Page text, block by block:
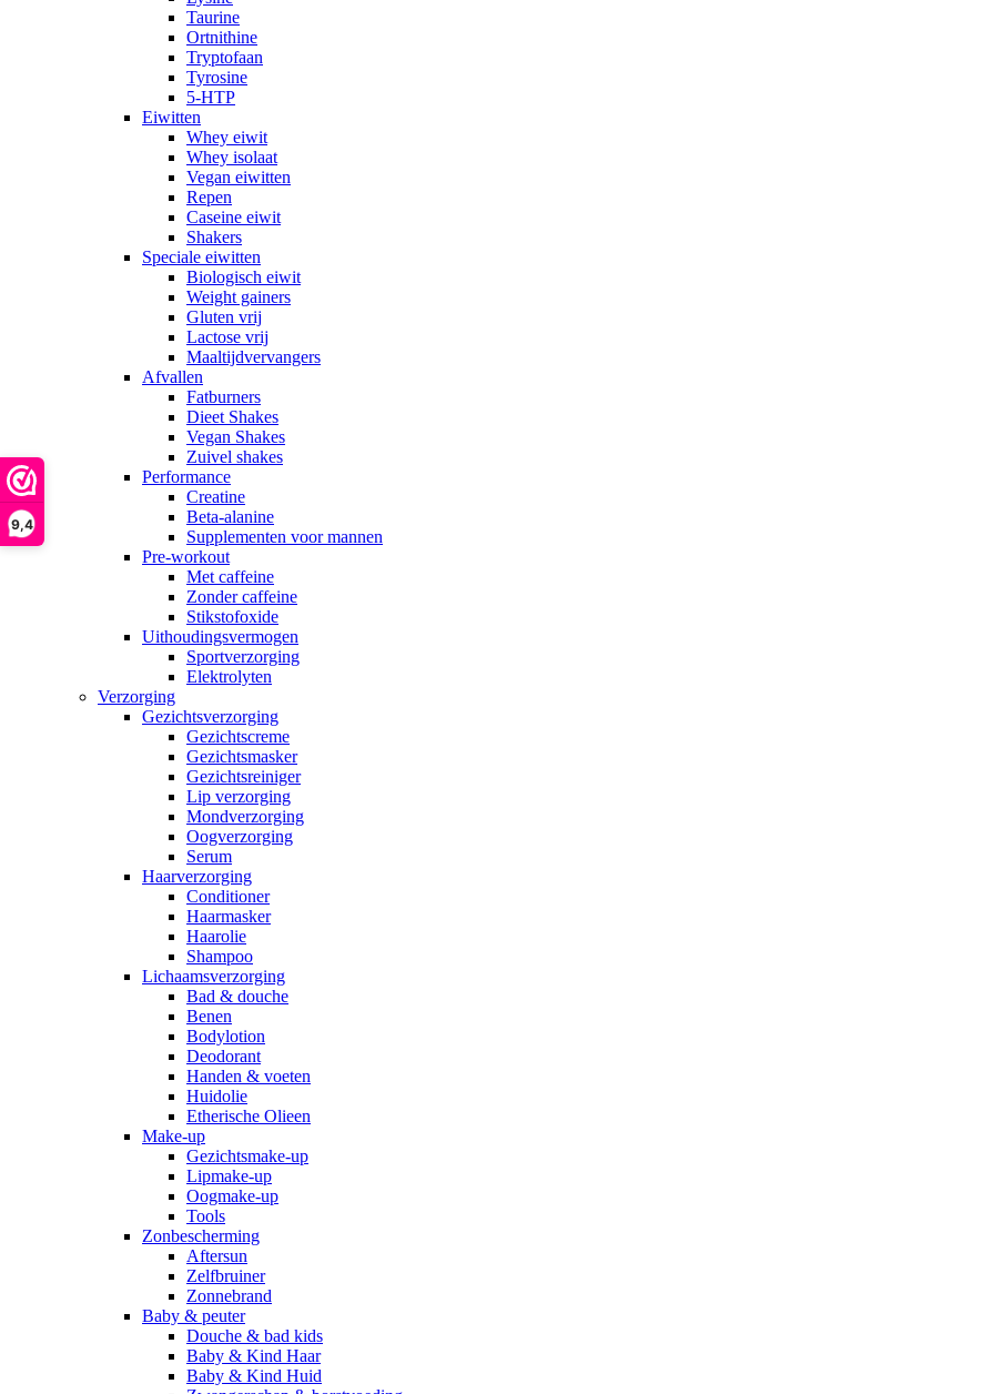
9,4
Taurine
Ortnithine
Tryptofaan
Tyrosine
5-HTP
Eiwitten
Whey eiwit
Whey isolaat
Vegan eiwitten
Repen
Caseine eiwit
Shakers
Speciale eiwitten
Biologisch eiwit
Weight gainers
Gluten vrij
Lactose vrij
Maaltijdvervangers
Afvallen
Fatburners
Dieet Shakes
Vegan Shakes
Zuivel shakes
Performance
Creatine
Beta-alanine
Supplementen voor mannen
Pre-workout
Met caffeine
Zonder caffeine
Stikstofoxide
Uithoudingsvermogen
Sportverzorging
Elektrolyten
Verzorging
Gezichtsverzorging
Gezichtscreme
Gezichtsmasker
Gezichtsreiniger
Lip verzorging
Mondverzorging
Oogverzorging
Serum
Haarverzorging
Conditioner
Haarmasker
Haarolie
Shampoo
Lichaamsverzorging
Bad & douche
Benen
Bodylotion
Deodorant
Handen & voeten
Huidolie
Etherische Olieen
Make-up
Gezichtsmake-up
Lipmake-up
Oogmake-up
Tools
Zonbescherming
Aftersun
Zelfbruiner
Zonnebrand
Baby & peuter
Douche & bad kids
Baby & Kind Haar
Baby & Kind Huid